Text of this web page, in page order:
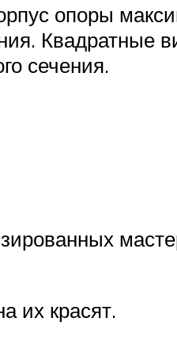
опоры
Квадратные
сечения.
их красят.